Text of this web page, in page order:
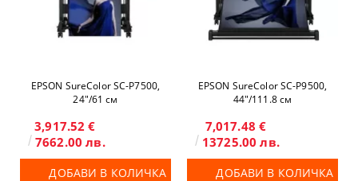
EPSON SureColor SC-P7500,
24"/61 см
3,917.52 €
7662.00 лв.
ДОБАВИ В КОЛИЧКА
EPSON SureColor SC-P9500,
44"/111.8 см
7,017.48 €
13725.00 лв.
ДОБАВИ В КОЛИЧКА